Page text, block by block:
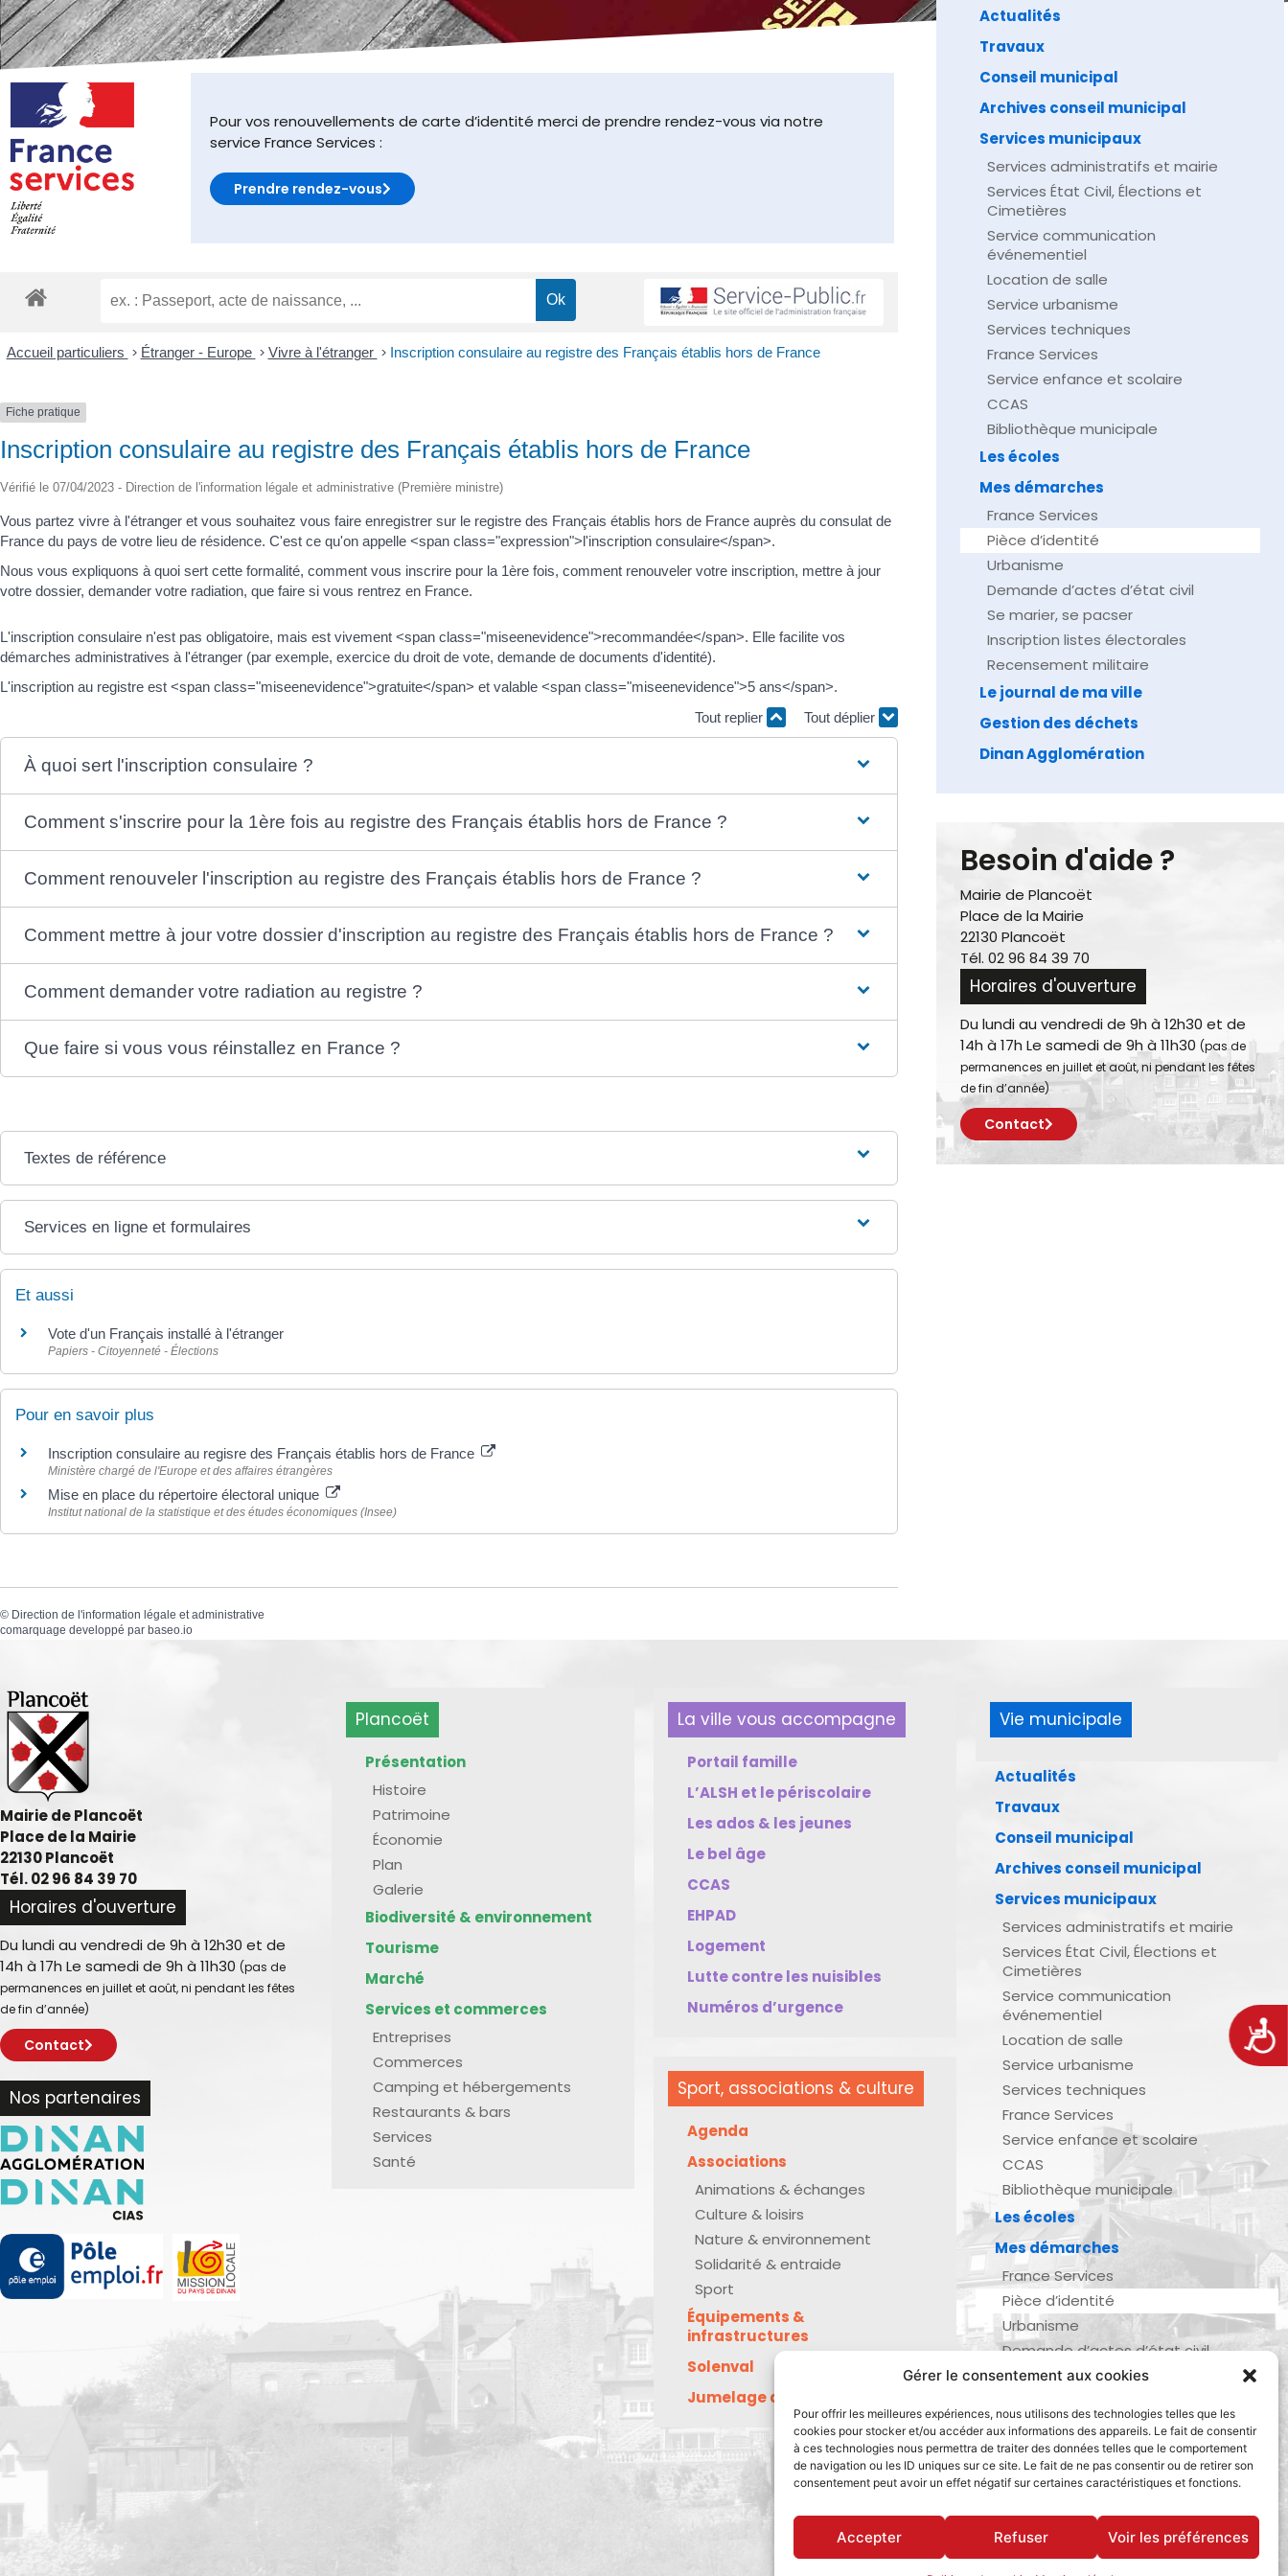
qui
utilisent
un
lecteur
d'écran ;
Appuyez
sur
Ctrl-
F10
pour
ouvrir
d'accessibilité.
Gérer le consentement aux cookies
Pour offrir les meilleures expériences, nous utilisons des technologies telles que les
cookies pour stocker et/ou accéder aux informations des appareils. Le fait de consentir
à ces technologies nous permettra de traiter des données telles que le comportement
de navigation ou les ID uniques sur ce site. Le fait de ne pas consentir ou de retirer son
consentement peut avoir un effet négatif sur certaines caractéristiques et fonctions.
Accepter Refuser Voir les préférences
Pour vos renouvellements de carte d’identité merci de prendre rendez-vous via notre
service France Services :
Prendre rendez-vous
Accueil particuliers > Étranger - Europe > Vivre à l'étranger > Inscription consulaire au registre des Français établis hors de France
Fiche pratique
Inscription consulaire au registre des Français établis hors de France
Vérifié le 07/04/2023 - Direction de l'information légale et administrative (Première ministre)
Vous partez vivre à l'étranger et vous souhaitez vous faire enregistrer sur le registre des Français établis hors de France auprès du consulat de
France du pays de votre lieu de résidence. C'est ce qu'on appelle <span class="expression">l'inscription consulaire</span>.
Nous vous expliquons à quoi sert cette formalité, comment vous inscrire pour la 1ère fois, comment renouveler votre inscription, mettre à jour
votre dossier, demander votre radiation, que faire si vous rentrez en France.
L'inscription consulaire n'est pas obligatoire, mais est vivement <span class="miseenevidence">recommandée</span>. Elle facilite vos
démarches administratives à l'étranger (par exemple, exercice du droit de vote, demande de documents d'identité).
L'inscription au registre est <span class="miseenevidence">gratuite</span> et valable <span class="miseenevidence">5 ans</span>.
Tout replier
Tout déplier
À quoi sert l'inscription consulaire ?
Comment s'inscrire pour la 1ère fois au registre des Français établis hors de France ?
Comment renouveler l'inscription au registre des Français établis hors de France ?
Comment mettre à jour votre dossier d'inscription au registre des Français établis hors de France ?
Comment demander votre radiation au registre ?
Que faire si vous vous réinstallez en France ?
Textes de référence
Services en ligne et formulaires
Et aussi
Vote d'un Français installé à l'étranger
Papiers - Citoyenneté - Élections
Pour en savoir plus
Inscription consulaire au regisre des Français établis hors de France
Ministère chargé de l'Europe et des affaires étrangères
Mise en place du répertoire électoral unique
Institut national de la statistique et des études économiques (Insee)
© Direction de l'information légale et administrative
comarquage developpé par baseo.io
Actualités
Travaux
Conseil municipal
Archives conseil municipal
Services municipaux
Services administratifs et mairie
Services État Civil, Élections et
Cimetières
Service communication
événementiel
Location de salle
Service urbanisme
Services techniques
France Services
Service enfance et scolaire
CCAS
Bibliothèque municipale
Les écoles
Mes démarches
France Services
Pièce d’identité
Urbanisme
Demande d’actes d’état civil
Se marier, se pacser
Inscription listes électorales
Recensement militaire
Le journal de ma ville
Gestion des déchets
Dinan Agglomération
Besoin d'aide ?
Mairie de Plancoët
Place de la Mairie
22130 Plancoët
Tél. 02 96 84 39 70
Horaires d'ouverture
Du lundi au vendredi de 9h à 12h30 et de
14h à 17h Le samedi de 9h à 11h30 (pas de
permanences en juillet et août, ni pendant les fêtes
de fin d’année)
Contact
Mairie de Plancoët
Place de la Mairie
22130 Plancoët
Tél. 02 96 84 39 70
Horaires d'ouverture
Du lundi au vendredi de 9h à 12h30 et de
14h à 17h Le samedi de 9h à 11h30 (pas de
permanences en juillet et août, ni pendant les fêtes
de fin d’année)
Contact
Nos partenaires
Plancoët
Présentation
Histoire
Patrimoine
Économie
Plan
Galerie
Biodiversité & environnement
Tourisme
Marché
Services et commerces
Entreprises
Commerces
Camping et hébergements
Restaurants & bars
Services
Santé
La ville vous accompagne
Portail famille
L’ALSH et le périscolaire
Les ados & les jeunes
Le bel âge
CCAS
EHPAD
Logement
Lutte contre les nuisibles
Numéros d’urgence
Sport, associations & culture
Agenda
Associations
Animations & échanges
Culture & loisirs
Nature & environnement
Solidarité & entraide
Sport
Équipements &
infrastructures
Solenval
Jumelage avec Kreuzau
Vie municipale
Actualités
Travaux
Conseil municipal
Archives conseil municipal
Services municipaux
Services administratifs et mairie
Services État Civil, Élections et
Cimetières
Service communication
événementiel
Location de salle
Service urbanisme
Services techniques
France Services
Service enfance et scolaire
CCAS
Bibliothèque municipale
Les écoles
Mes démarches
France Services
Pièce d’identité
Urbanisme
Demande d’actes d’état civil
Se marier, se pacser
Recensement militaire
Le journal de ma ville
Gestion des déchets
Dinan Agglomération